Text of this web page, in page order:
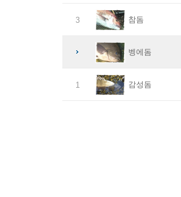
3 참돔
벵에돔
1 감성돔